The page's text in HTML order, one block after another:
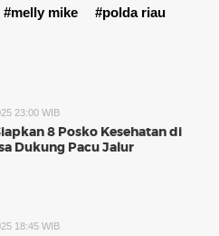
#melly mike
#polda riau
23:00 WIB
8 Posko Kesehatan di
Dukung Pacu Jalur
18:45 WIB